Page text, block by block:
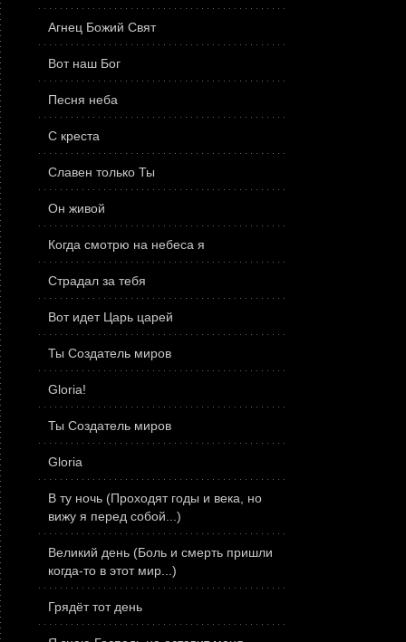
Агнец Божий Свят
Вот наш Бог
Песня неба
С креста
Славен только Ты
Он живой
Когда смотрю на небеса я
Страдал за тебя
Вот идет Царь царей
Ты Создатель миров
Gloria!
Ты Создатель миров
Gloria
В ту ночь (Проходят годы и века, но
вижу я перед собой...)
Великий день (Боль и смерть пришли
когда-то в этот мир...)
Грядёт тот день